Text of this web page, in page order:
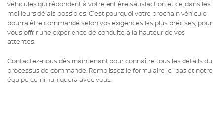
véhicules qui répondent à votre entière satisfaction et ce, dans les
meilleurs délais possibles. C’est pourquoi votre prochain véhicule
pourra être commandé selon vos exigences les plus précises, pour
vous offrir une expérience de conduite à la hauteur de vos
attentes.
Contactez-nous dès maintenant pour connaître tous les détails du
processus de commande. Remplissez le formulaire ici-bas et notre
équipe communiquera avec vous.